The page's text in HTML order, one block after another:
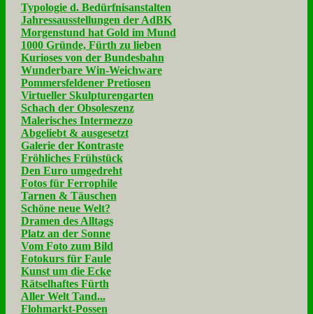
Typologie d. Bedürfnisanstalten
Jahressausstellungen der AdBK
Morgenstund hat Gold im Mund
1000 Gründe, Fürth zu lieben
Kurioses von der Bundesbahn
Wunderbare Win-Weichware
Pommersfeldener Pretiosen
Virtueller Skulpturengarten
Schach der Obsoleszenz
Malerisches Intermezzo
Abgeliebt & ausgesetzt
Galerie der Kontraste
Fröhliches Frühstück
Den Euro umgedreht
Fotos für Ferrophile
Tarnen & Täuschen
Schöne neue Welt?
Dramen des Alltags
Platz an der Sonne
Vom Foto zum Bild
Fotokurs für Faule
Kunst um die Ecke
Rätselhaftes Fürth
Aller Welt Tand...
Flohmarkt-Possen